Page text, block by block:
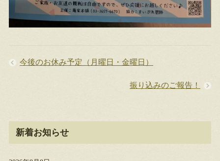
今後のお休み予定（月曜日・金曜日）
振り込みのご報告！
新着お知らせ